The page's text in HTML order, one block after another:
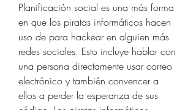
Planificación social es una más forma
en que los piratas informáticos hacen
uso de para hackear en alguien más
redes sociales. Esto incluye hablar con
una persona directamente usar correo
electrónico y también convencer a
ellos a perder la esperanza de sus